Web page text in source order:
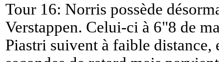
Tour 16: Norris possède
Verstappen. Celui-ci à 6"8 de
Piastri suivent à faible distance,